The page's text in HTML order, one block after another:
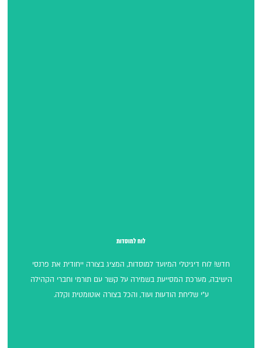
לוח למוסדות
חדש! לוח דיגיטלי המיועד למוסדות, המציג בצורה ייחודית את פרנסי
הישיבה, מערכת המסייעת בשמירה על קשר עם תורמי וחברי הקהילה
ע"י שליחת הודעות ועוד, והכל בצורה אוטומטית וקלה.